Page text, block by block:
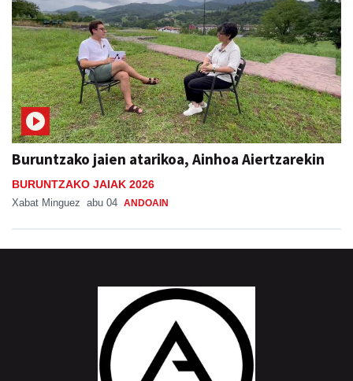
Buruntzako jaien atarikoa, Ainhoa Aiertzarekin
BURUNTZAKO JAIAK 2026
Xabat Minguez abu 04 ANDOAIN